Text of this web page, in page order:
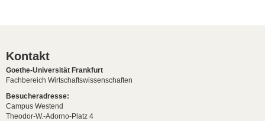
Kontakt
Goethe-Universität Frankfurt
Fachbereich Wirtschaftswissenschaften
Besucheradresse:
Campus Westend
Theodor-W.-Adorno-Platz 4